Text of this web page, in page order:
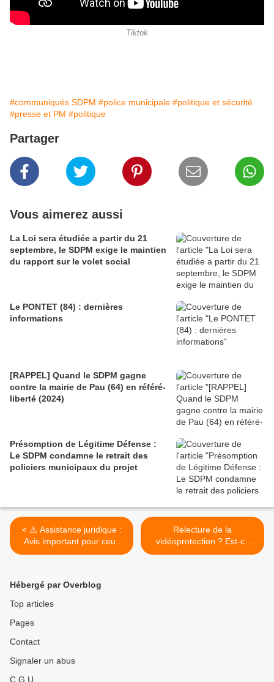
Tiktok
#communiqués SDPM #police municipale #politique et sécurité
#presse et PM #politique
Partager
Vous aimerez aussi
La Loi sera étudiée a partir du 21
septembre, le SDPM exige le maintien
du rapport sur le volet social
Le PONTET (84) : dernières
informations
[RAPPEL] Quand le SDPM gagne
contre la mairie de Pau (64) en référé-
liberté (2024)
Présomption de Légitime Défense :
Le SDPM condamne le retrait des
policiers municipaux du projet
< ⚠️ Assistance juridique :
Avis important pour ceux
qui ne sont pas adhérents
Relecture de la
vidéoprotection ? Est-ce
autorisé ou non ? Avis du
Hébergé par Overblog
Top articles
Pages
Contact
Signaler un abus
C.G.U.